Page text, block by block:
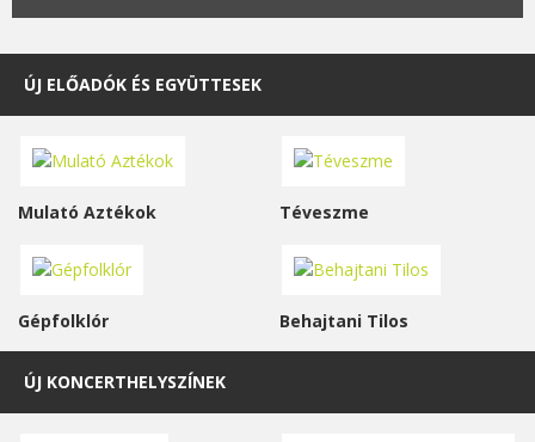
ÚJ ELŐADÓK ÉS EGYÜTTESEK
Mulató Aztékok Téveszme
Gépfolklór Behajtani Tilos
ÚJ KONCERTHELYSZÍNEK